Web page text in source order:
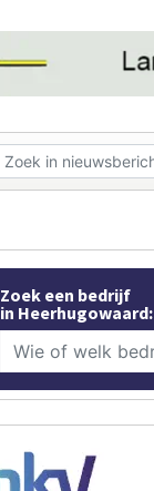
Zoek een bedrijf
in Heerhugowaard: